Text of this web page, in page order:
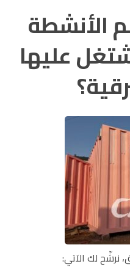
الأنشطة
عليها
نرشّح لك الآتي: